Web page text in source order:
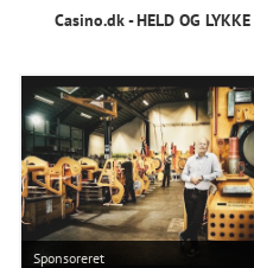
Casino.dk - HELD OG LYKKE
Sponsoreret